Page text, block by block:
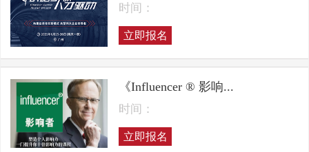
时间：
立即报名
《Influencer ® 影响...
时间：
立即报名